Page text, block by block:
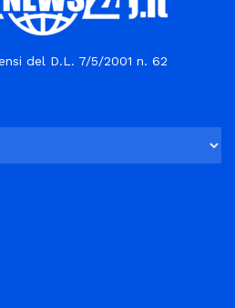
del D.L. 7/5/2001 n. 62